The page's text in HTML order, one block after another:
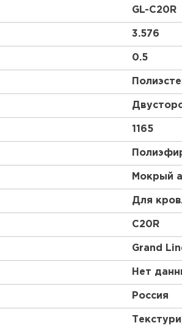
GL-С20R
3.576
0.5
1165
Мокрый
Для
C20R
Grand
Нет
Россия